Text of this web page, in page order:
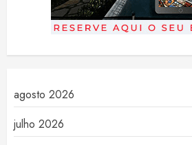
agosto 2026
julho 2026